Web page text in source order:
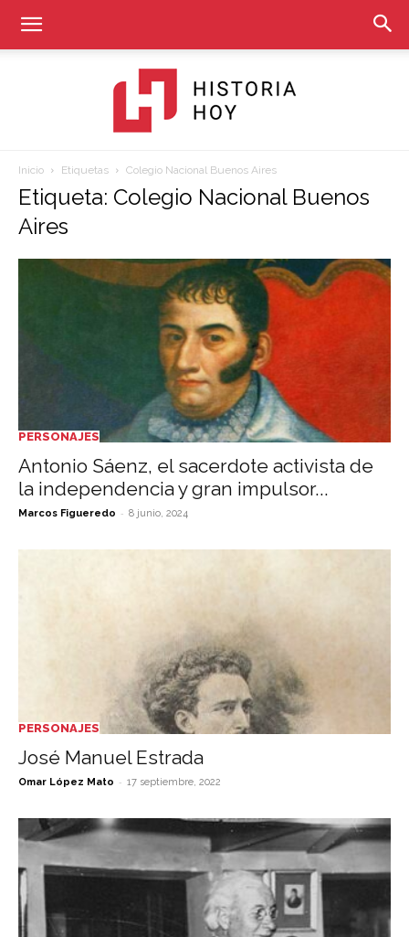
Historia
Hoy
Inicio Etiquetas Colegio Nacional Buenos Aires
Etiqueta: Colegio Nacional Buenos
Aires
PERSONAJES
Antonio Sáenz, el sacerdote activista de
la independencia y gran impulsor...
Marcos Figueredo - 8 junio, 2024
PERSONAJES
José Manuel Estrada
Omar López Mato - 17 septiembre, 2022